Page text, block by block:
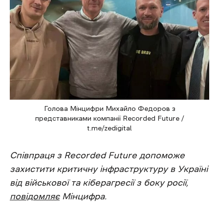
Голова Мінцифри Михайло Федоров з
представниками компанії Recorded Future /
t.me/zedigital
Співпраця з Recorded Future допоможе
захистити критичну інфраструктуру в Україні
від військової та кіберагресії з боку росії,
повідомляєМінцифра.